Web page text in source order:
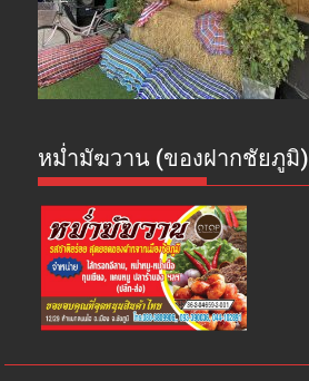
หม่ำมัฆวาน (ของฝากชัยภูมิ)